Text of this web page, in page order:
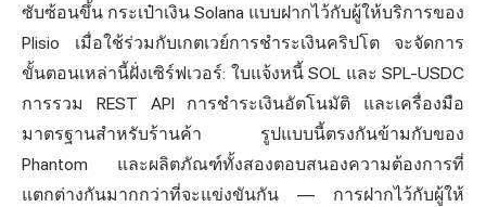
ซับซ้อนขึ้น กระเป๋าเงิน Solana แบบฝากไว้กับผู้ให้บริการของ
Plisio เมื่อใช้ร่วมกับเกตเวย์การชำระเงินคริปโต จะจัดการ
ขั้นตอนเหล่านี้ฝั่งเซิร์ฟเวอร์: ใบแจ้งหนี้ SOL และ SPL-USDC
การรวม REST API การชำระเงินอัตโนมัติ และเครื่องมือ
มาตรฐานสำหรับร้านค้า รูปแบบนี้ตรงกันข้ามกับของ
Phantom และผลิตภัณฑ์ทั้งสองตอบสนองความต้องการที่
แตกต่างกันมากกว่าที่จะแข่งขันกัน — การฝากไว้กับผู้ให้